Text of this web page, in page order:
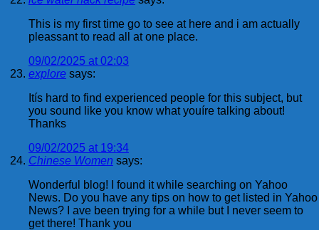
This is my first time go to see at here and i am actually
pleassant to read all at one place.
09/02/2025 at 02:03
explore says:
Itís hard to find experienced people for this subject, but
you sound like you know what youíre talking about!
Thanks
09/02/2025 at 19:34
Chinese Women says:
Wonderful blog! I found it while searching on Yahoo
News. Do you have any tips on how to get listed in Yahoo
News? I ave been trying for a while but I never seem to
get there! Thank you